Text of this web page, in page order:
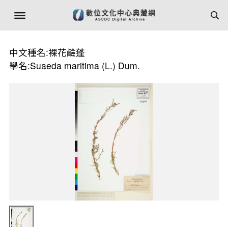
中文種名:裸花鹼蓬
學名:Suaeda maritima (L.) Dum.